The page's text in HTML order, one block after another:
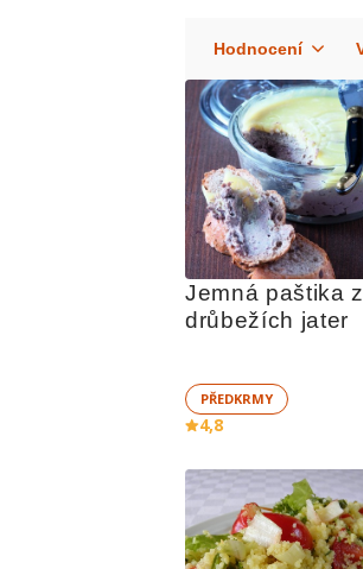
Jemná paštika z
drůbežích jater
PŘEDKRMY
4,8